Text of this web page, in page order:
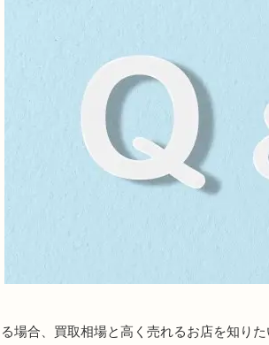
場合、買取相場と高く売れるお店を知りた